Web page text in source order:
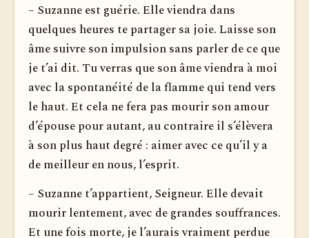
– Suzanne est guérie. Elle viendra dans
quelques heures te partager sa joie. Laisse son
âme suivre son impulsion sans parler de ce que
je t’ai dit. Tu verras que son âme viendra à moi
avec la spontanéité de la flamme qui tend vers
le haut. Et cela ne fera pas mourir son amour
d’épouse pour autant, au contraire il s’élèvera
à son plus haut degré : aimer avec ce qu’il y a
de meilleur en nous, l’esprit.
– Suzanne t’appartient, Seigneur. Elle devait
mourir lentement, avec de grandes souffrances.
Et une fois morte, je l’aurais vraiment perdue